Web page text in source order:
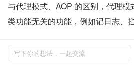
与代理模式、AOP 的区别，代理模
类功能无关的功能，例如记日志、
写下你的想法，一起交流